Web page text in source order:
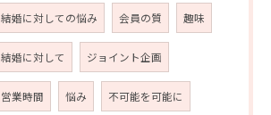
結婚に対しての悩み 会員の質 趣味
結婚に対して ジョイント企画
営業時間 悩み 不可能を可能に